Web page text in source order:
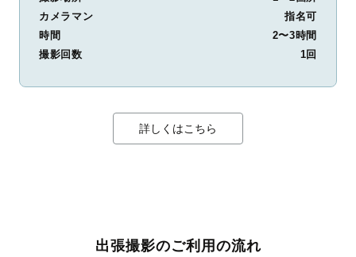
カメラマン
指名可
時間
2〜3時間
撮影回数
1回
詳しくはこちら
出張撮影のご利用の流れ